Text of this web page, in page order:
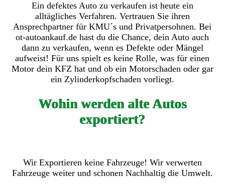
Ein defektes Auto zu verkaufen ist heute ein
alltägliches Verfahren. Vertrauen Sie ihren
Ansprechpartner für KMU´s und Privatpersohnen. Bei
ot-autoankauf.de hast du die Chance, dein Auto auch
dann zu verkaufen, wenn es Defekte oder Mängel
aufweist! Für uns spielt es keine Rolle, was für einen
Motor dein KFZ hat und ob ein Motorschaden oder gar
ein Zylinderkopfschaden vorliegt.
Wohin werden alte Autos
exportiert?
Wir Exportieren keine Fahrzeuge! Wir verwerten
Fahrzeuge weiter und schonen Nachhaltig die Umwelt.